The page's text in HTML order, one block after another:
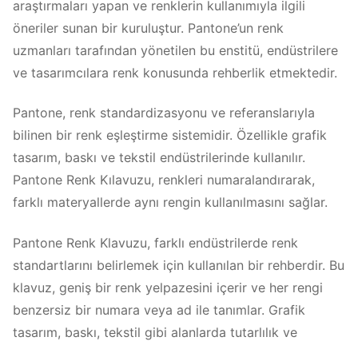
araştırmaları yapan ve renklerin kullanımıyla ilgili
öneriler sunan bir kuruluştur. Pantone’un renk
uzmanları tarafından yönetilen bu enstitü, endüstrilere
ve tasarımcılara renk konusunda rehberlik etmektedir.
Pantone, renk standardizasyonu ve referanslarıyla
bilinen bir renk eşleştirme sistemidir. Özellikle grafik
tasarım, baskı ve tekstil endüstrilerinde kullanılır.
Pantone Renk Kılavuzu, renkleri numaralandırarak,
farklı materyallerde aynı rengin kullanılmasını sağlar.
Pantone Renk Klavuzu, farklı endüstrilerde renk
standartlarını belirlemek için kullanılan bir rehberdir. Bu
klavuz, geniş bir renk yelpazesini içerir ve her rengi
benzersiz bir numara veya ad ile tanımlar. Grafik
tasarım, baskı, tekstil gibi alanlarda tutarlılık ve